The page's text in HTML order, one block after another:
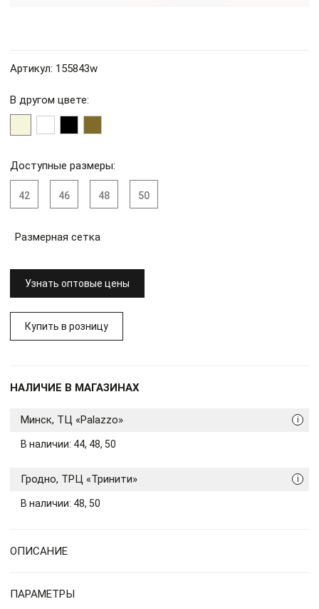
Артикул: 155843w
В другом цвете:
Доступные размеры:
42 46 48 50
Размерная сетка
Узнать оптовые цены
Купить в розницу
НАЛИЧИЕ В МАГАЗИНАХ
i
Минск, ТЦ «Palazzo»
В наличии: 44, 48, 50
i
Гродно, ТРЦ «Тринити»
В наличии: 48, 50
ОПИСАНИЕ
ПАРАМЕТРЫ